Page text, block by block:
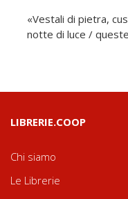
«Vestali di pietra,
notte di luce /
LIBRERIE.COOP
Chi siamo
Le Librerie